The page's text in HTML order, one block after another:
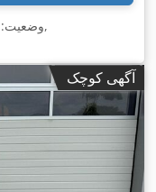
وضعیت:,
آگهی کوچک